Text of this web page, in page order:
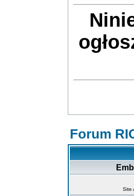
Forum
Site